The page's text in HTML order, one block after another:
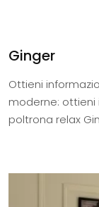
Ginger
Ottieni
moderne: ottieni
poltrona relax